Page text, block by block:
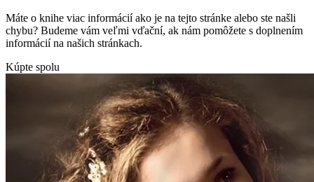
Máte o knihe viac informácií ako je na tejto stránke alebo ste našli
chybu? Budeme vám veľmi vďační, ak nám pomôžete s doplnením
informácií na našich stránkach.
Kúpte spolu